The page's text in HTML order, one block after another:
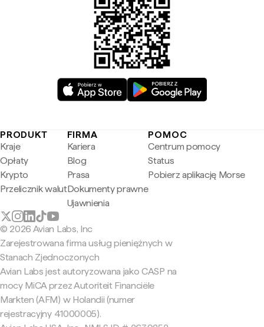
PRODUKT
Kraje
Opłaty
Krypto
Przelicznik walut
FIRMA
Kariera
Blog
Prasa
Dokumenty prawne
Ujawnienia
POMOC
Centrum pomocy
Status
Pobierz aplikację Morse
© 2026 Avian Labs, Inc
Zarejestrowana firma usług pieniężnych w
Stanach Zjednoczonych
Avian Labs jest autoryzowana jako CASP na
mocy MiCA przez Autoriteit Financiële
Markten (AFM) w Holandii (numer
rejestracyjny 41000005).